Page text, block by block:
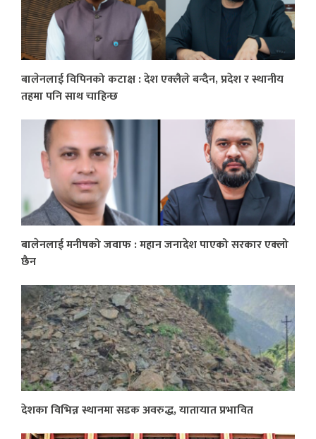
बालेनलाई विपिनको कटाक्ष : देश एक्लैले बन्दैन, प्रदेश र स्थानीय
तहमा पनि साथ चाहिन्छ
बालेनलाई मनीषको जवाफ : महान जनादेश पाएको सरकार एक्लो
छैन
देशका विभिन्न स्थानमा सडक अवरुद्ध, यातायात प्रभावित